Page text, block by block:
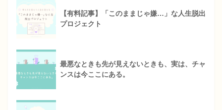
【有料記事】「このままじゃ嫌…」な人生脱出
プロジェクト
最悪なときも先が見えないときも、実は、チャ
ンスは今ここにある。